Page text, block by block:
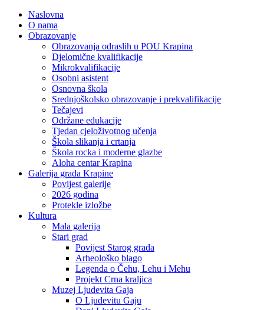
Naslovna
O nama
Obrazovanje
Obrazovanja odraslih u POU Krapina
Djelomične kvalifikacije
Mikrokvalifikacije
Osobni asistent
Osnovna škola
Srednjoškolsko obrazovanje i prekvalifikacije
Tečajevi
Održane edukacije
Tjedan cjeloživotnog učenja
Škola slikanja i crtanja
Škola rocka i moderne glazbe
Aloha centar Krapina
Galerija grada Krapine
Povijest galerije
2026 godina
Protekle izložbe
Kultura
Mala galerija
Stari grad
Povijest Starog grada
Arheološko blago
Legenda o Čehu, Lehu i Mehu
Projekt Crna kraljica
Muzej Ljudevita Gaja
O Ljudevitu Gaju